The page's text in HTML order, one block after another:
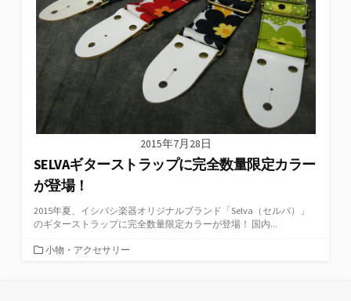
2015年7月28日
SELVAギターストラップに完全数量限定カラー
が登場！
2015年夏、イシバシ楽器オリジナルブランド「Selva（セルバ）」
のギターストラップに完全数量限定カラーが登場！ 国内...
カ小物・アクセサリー